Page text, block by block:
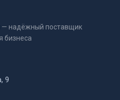
— надёжный поставщик
бизнеса
9